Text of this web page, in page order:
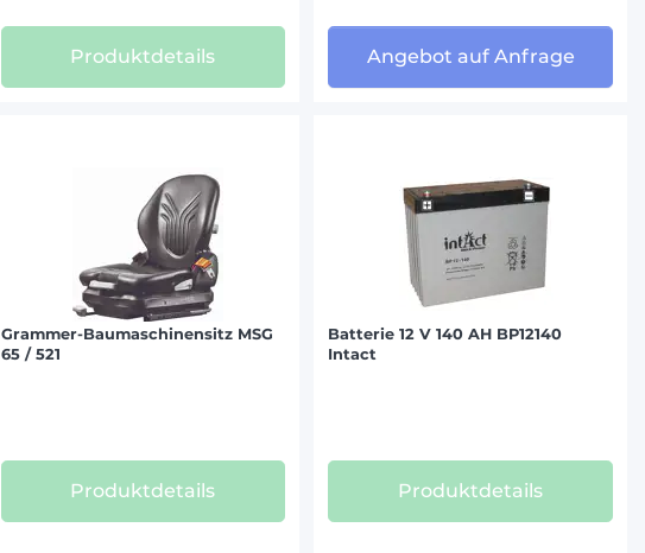
Produktdetails Angebot auf Anfrage
Grammer-Baumaschinensitz MSG
65 / 521
Produktdetails
Batterie 12 V 140 AH BP12140
Intact
Produktdetails